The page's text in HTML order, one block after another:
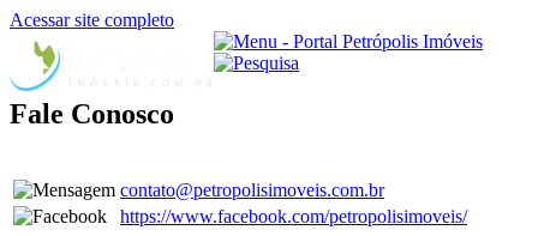
Acessar site completo
Fale Conosco
contato@petropolisimoveis.com.br
https://www.facebook.com/petropolisimoveis/